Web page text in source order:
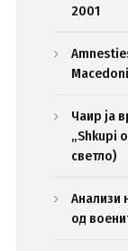
2001
Чаир ја
„Shkupi
светло)
Анализи
од